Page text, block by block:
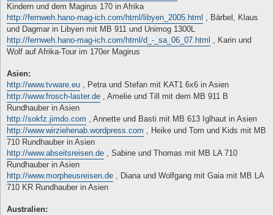
Kindern und dem Magirus 170 in Afrika
http://fernweh.hano-mag-ich.com/html/libyen_2005.html
, Bärbel, Klaus
und Dagmar in Libyen mit MB 911 und Unimog 1300L
http://fernweh.hano-mag-ich.com/html/d_-_sa_06_07.html
, Karin und
Wolf auf Afrika-Tour im 170er Magirus
Asien:
http://www.tvware.eu , Petra und Stefan mit KAT1 6x6 in Asien
http://www.frosch-laster.de , Amelie und Till mit dem MB 911 B
Rundhauber in Asien
http://sokfz.jimdo.com , Annette und Basti mit MB 613 Iglhaut in Asien
http://www.wirziehenab.wordpress.com , Heike und Tom und Kids mit MB
710 Rundhauber in Asien
http://www.abseitsreisen.de , Sabine und Thomas mit MB LA 710
Rundhauber in Asien
http://www.morpheusreisen.de , Diana und Wolfgang mit Gaia mit MB LA
710 KR Rundhauber in Asien
Australien: